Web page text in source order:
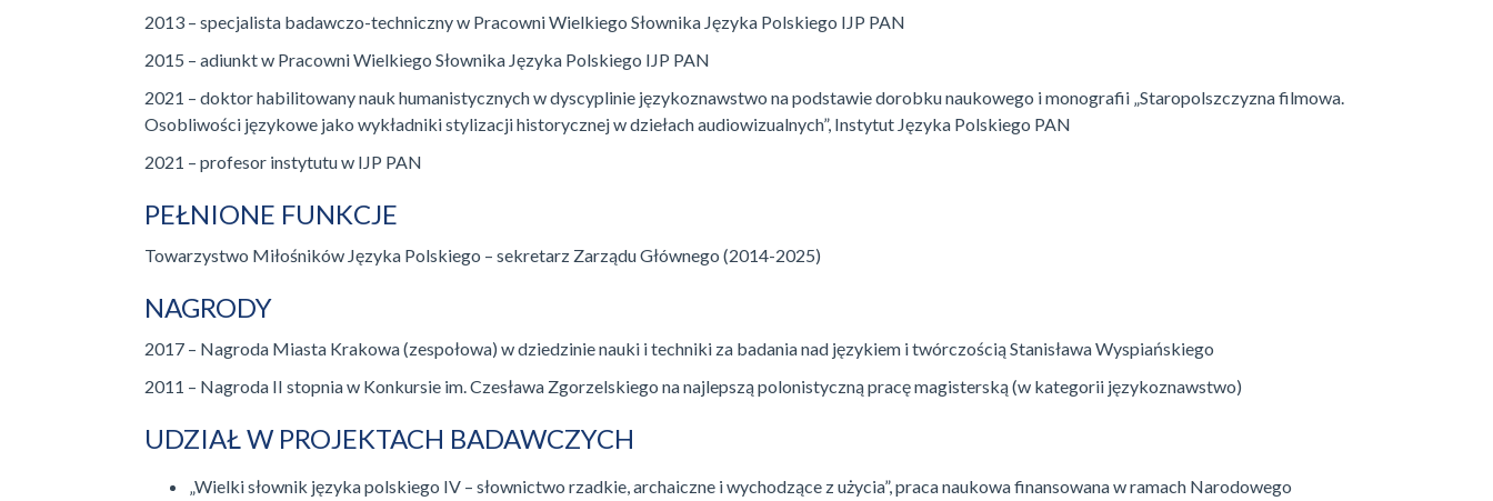
2013 – specjalista badawczo-techniczny w Pracowni Wielkiego Słownika Języka Polskiego IJP PAN
2015 – adiunkt w Pracowni Wielkiego Słownika Języka Polskiego IJP PAN
2021 – doktor habilitowany nauk humanistycznych w dyscyplinie językoznawstwo na podstawie dorobku naukowego i monografii „Staropolszczyzna filmowa.
Osobliwości językowe jako wykładniki stylizacji historycznej w dziełach audiowizualnych”, Instytut Języka Polskiego PAN
2021 – profesor instytutu w IJP PAN
PEŁNIONE FUNKCJE
Towarzystwo Miłośników Języka Polskiego – sekretarz Zarządu Głównego (2014-2025)
NAGRODY
2017 – Nagroda Miasta Krakowa (zespołowa) w dziedzinie nauki i techniki za badania nad językiem i twórczością Stanisława Wyspiańskiego
2011 – Nagroda II stopnia w Konkursie im. Czesława Zgorzelskiego na najlepszą polonistyczną pracę magisterską (w kategorii językoznawstwo)
UDZIAŁ W PROJEKTACH BADAWCZYCH
„Wielki słownik języka polskiego IV – słownictwo rzadkie, archaiczne i wychodzące z użycia”, praca naukowa finansowana w ramach Narodowego